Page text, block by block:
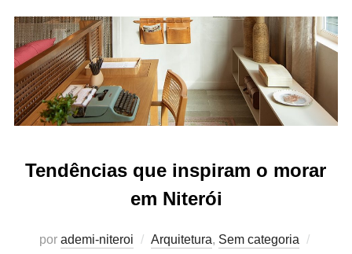
Tendências que inspiram o morar
em Niterói
por ademi-niteroi Arquitetura, Sem categoria